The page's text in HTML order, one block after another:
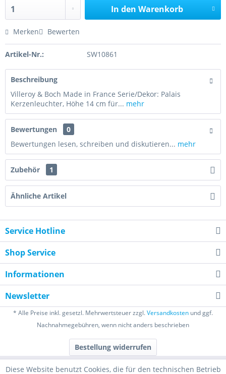
In den Warenkorb
Merken Bewerten
Artikel-Nr.: SW10861
Beschreibung
Villeroy & Boch Made in France Serie/Dekor: Palais
Kerzenleuchter, Höhe 14 cm für... mehr
Bewertungen
0
Bewertungen lesen, schreiben und diskutieren... mehr
Zubehör 1
Ähnliche Artikel
Service Hotline
Shop Service
Informationen
Newsletter
* Alle Preise inkl. gesetzl. Mehrwertsteuer zzgl.Versandkosten und ggf.
Nachnahmegebühren, wenn nicht anders beschrieben
Bestellung widerrufen
Diese Website benutzt Cookies, die für den technischen Betrieb